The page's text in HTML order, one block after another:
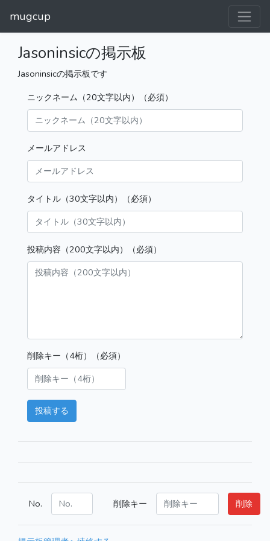
mugcup
Jasoninsicの掲示板
Jasoninsicの掲示板です
ニックネーム（20文字以内）（必須）
メールアドレス
タイトル（30文字以内）（必須）
投稿内容（200文字以内）（必須）
削除キー（4桁）（必須）
投稿する
No. 削除キー 削除